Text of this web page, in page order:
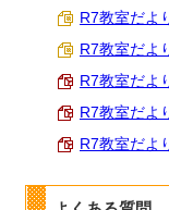
R7教室だよ
R7教室だよ
R7教室だよ
R7教室だよ
R7教室だよ